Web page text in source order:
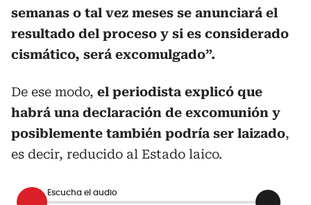
semanas o tal vez meses se anunciará el
resultado del proceso y si es considerado
cismático, será excomulgado”.
De ese modo, el periodista explicó que
habrá una declaración de excomunión y
posiblemente también podría ser laizado,
es decir, reducido al Estado laico.
Escucha el audio